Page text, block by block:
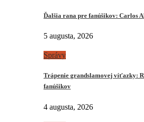
Ďalšia rana pre fanúšikov: Carlos
5 augusta, 2026
Správy
Trápenie grandslamovej víťazky:
fanúšikov
4 augusta, 2026